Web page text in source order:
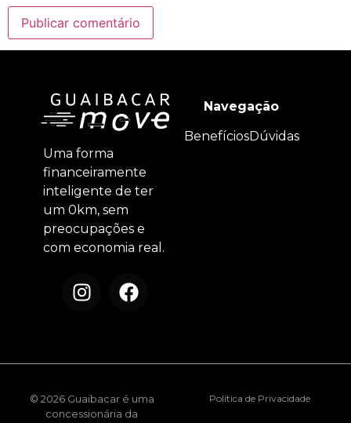
Uma forma
financeiramente
inteligente de ter
um 0km, sem
preocupações e
com economia real.
Navegação
BenefíciosDúvidas
© 2026 Guaibacar é uma
concessionária da
Política de Privacidade